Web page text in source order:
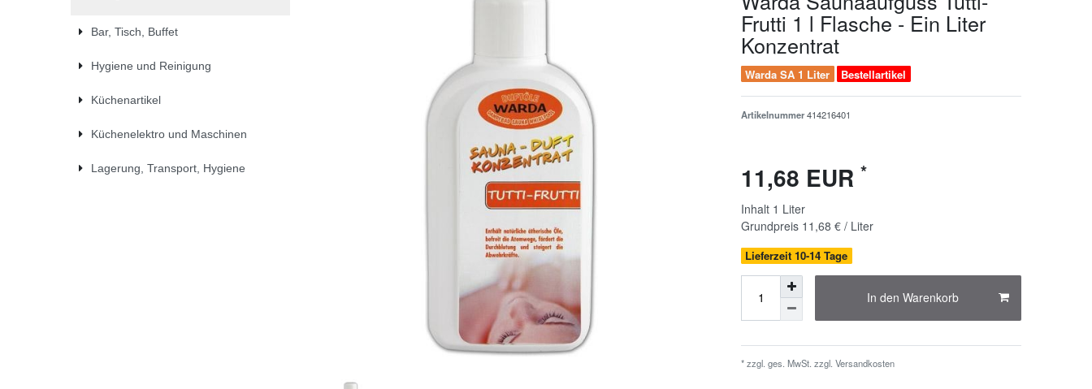
Bar, Tisch, Buffet
Hygiene und Reinigung
Küchenartikel
Küchenelektro und Maschinen
Lagerung, Transport, Hygiene
Frutti 1 l Flasche - Ein Liter
Konzentrat
Warda SA 1 Liter Bestellartikel
Artikelnummer414216401
11,68 EUR *
Inhalt 1 Liter
Grundpreis 11,68 € / Liter
Lieferzeit 10-14 Tage
In den Warenkorb
* zzgl. ges. MwSt. zzgl. Versandkosten